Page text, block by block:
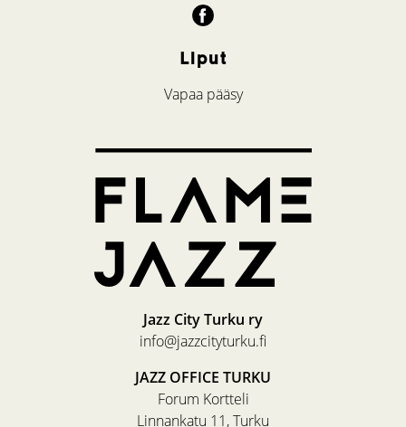
Liput
Vapaa pääsy
Jazz City Turku ry
info@jazzcityturku.fi
JAZZ OFFICE TURKU
Forum Kortteli
Linnankatu 11, Turku